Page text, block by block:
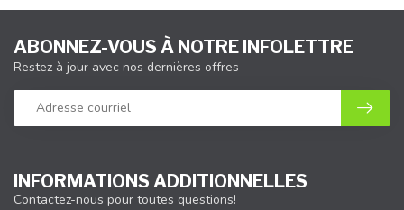
INFORMATIONS ADDITIONNELLES
Contactez-nous pour toutes questions!
ABONNEZ-VOUS À NOTRE INFOLETTRE
Restez à jour avec nos dernières offres